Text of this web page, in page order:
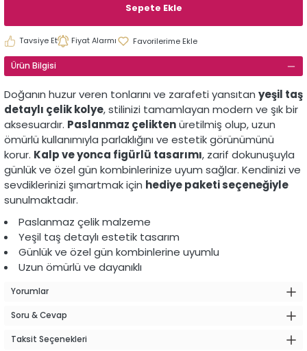
Sepete Ekle
Tavsiye Et Fiyat Alarmı
Ürün Bilgisi
Doğanın huzur veren tonlarını ve zarafeti yansıtan yeşil taş
detaylı çelik kolye, stilinizi tamamlayan modern ve şık bir
aksesuardır. Paslanmaz çeliktenüretilmiş olup, uzun
ömürlü kullanımıyla parlaklığını ve estetik görünümünü
korur. Kalp ve yonca figürlü tasarımı, zarif dokunuşuyla
günlük ve özel gün kombinlerinize uyum sağlar. Kendinizi ve
sevdiklerinizi şımartmak için hediye paketi seçeneğiyle
sunulmaktadır.
Paslanmaz çelik malzeme
Yeşil taş detaylı estetik tasarım
Günlük ve özel gün kombinlerine uyumlu
Uzun ömürlü ve dayanıklı
Yorumlar
Soru & Cevap
Taksit Seçenekleri